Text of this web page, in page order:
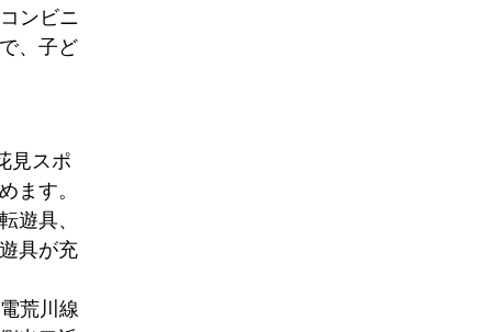
ンビニ
、子ど
見スポ
ます。
遊具、
具が充
荒川線